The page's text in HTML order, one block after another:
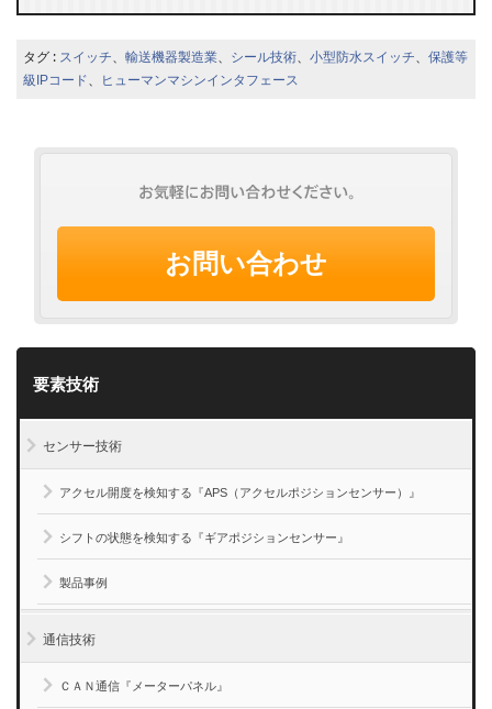
タグ : スイッチ 、輸送機器製造業 シール技術 、小型防水スイッチ 、保護等
級IPコード
ヒューマンマシンインタフェース
お問い合わせ
要素技術
センサー技術
アクセル開度を検知する『APS（アクセルポジションセンサー）』
シフトの状態を検知する『ギアポジションセンサー』
製品事例
通信技術
ＣＡＮ通信『メーターパネル』